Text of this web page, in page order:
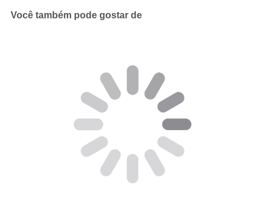
Você também pode gostar de